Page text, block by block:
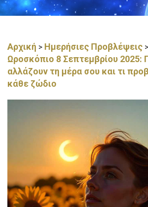
Αρχική > Ημερήσιες Προβλέψεις >
Ωροσκόπιο 8 Σεπτεμβρίου 2025:
αλλάζουν τη μέρα σου και τι
κάθε ζώδιο